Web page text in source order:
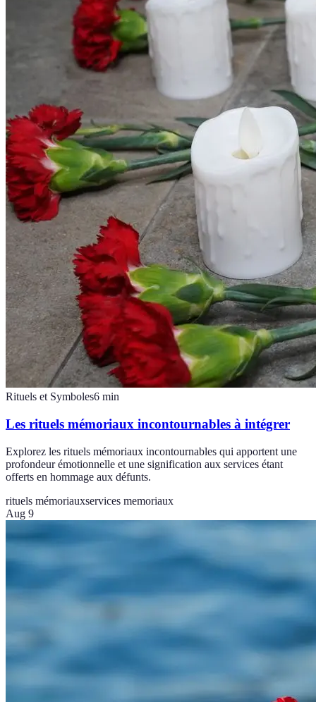
Rituels et Symboles6 min
Les rituels mémoriaux incontournables à intégrer
Explorez les rituels mémoriaux incontournables qui apportent une
profondeur émotionnelle et une signification aux services étant
offerts en hommage aux défunts.
rituels mémoriauxservices memoriaux
Aug 9